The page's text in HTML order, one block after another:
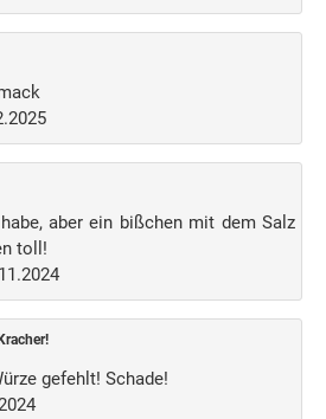
aber ein bißchen mit dem Salz
toll!
gefehlt! Schade!